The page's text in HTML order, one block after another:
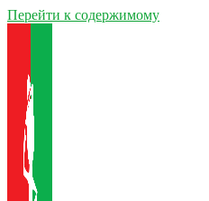
Перейти к содержимому